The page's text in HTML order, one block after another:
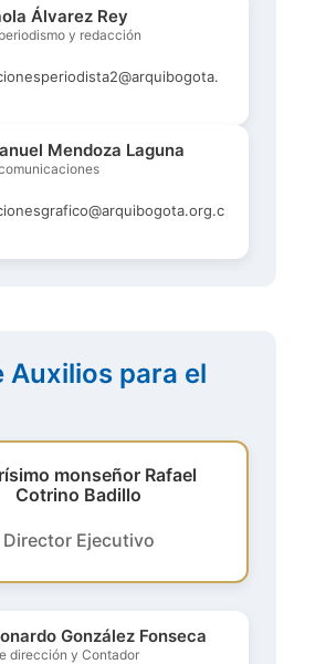
Álvarez Rey
y redacción
Mendoza Laguna
Auxilios para el
monseñor Rafael
Cotrino Badillo
Director Ejecutivo
González Fonseca
dirección y Contador